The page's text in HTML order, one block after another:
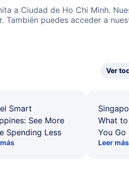
a Ciudad de Ho Chi Minh.
puedes acceder a
Ver
Smart
See More
Spending Less
What
You Go
Leer más